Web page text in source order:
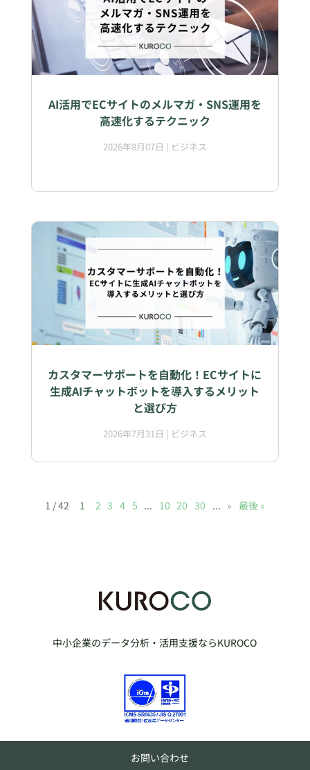
AI活用でECサイトのメルマガ・SNS運用を
高速化するテクニック
2026年8月07日 | ビジネス
カスタマーサポートを自動化！ECサイトに
生成AIチャットボットを導入するメリット
と選び方
2026年7月31日 | ビジネス
1 / 42 1 2 3 4 5 ... 10 20 30 ... » 最後 »
中小企業のデータ分析・活用支援ならKUROCO
お問い合わせ